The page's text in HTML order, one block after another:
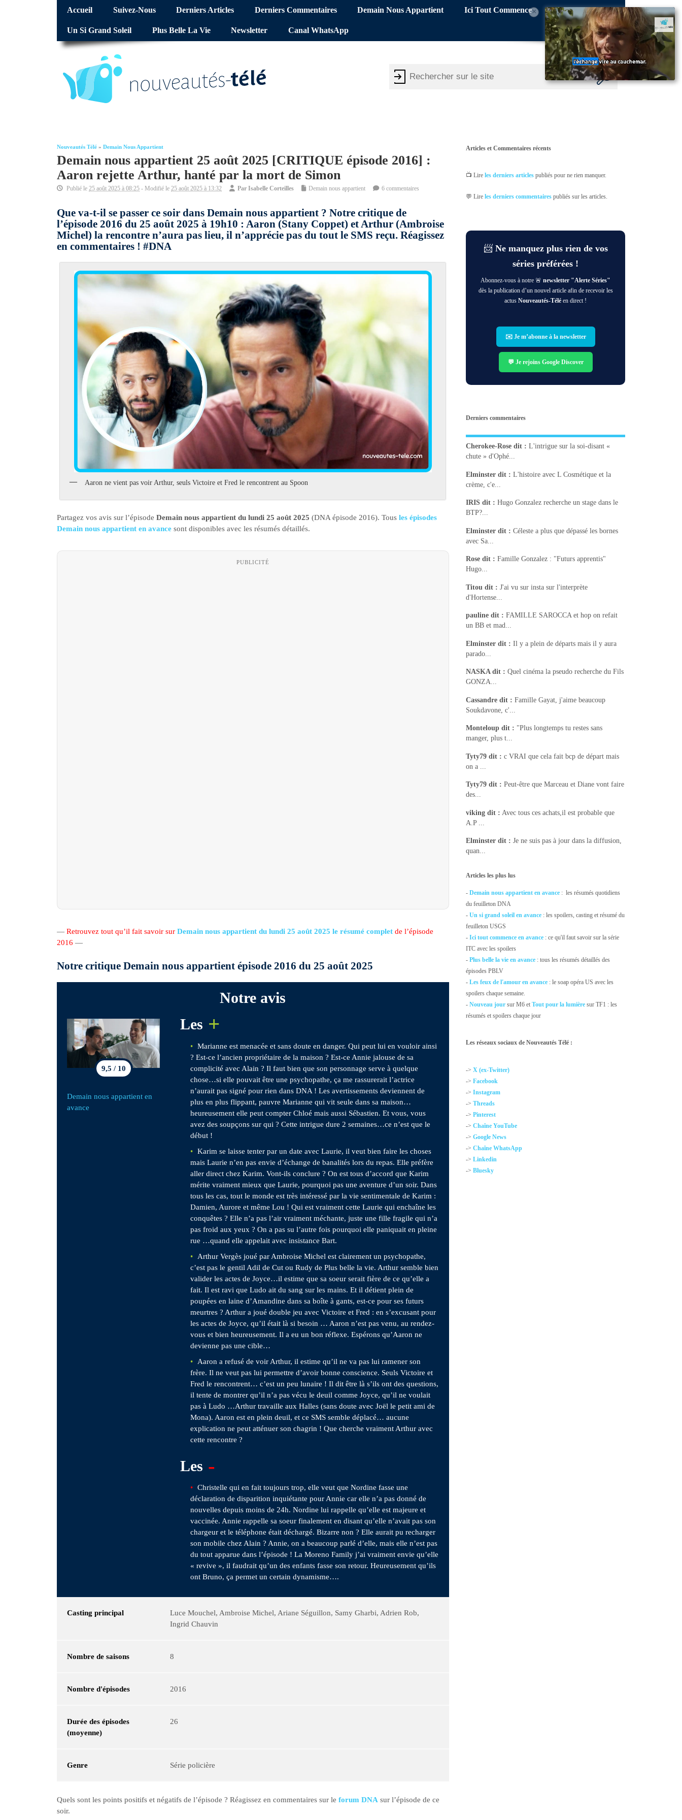
Accueil Suivez-Nous Derniers Articles Derniers Commentaires Demain Nous Appartient Ici Tout Commence
Un Si Grand Soleil Plus Belle La Vie Newsletter Canal WhatsApp
Nouveautés Télé » Demain Nous Appartient
Demain nous appartient 25 août 2025 [CRITIQUE épisode 2016] :
Aaron rejette Arthur, hanté par la mort de Simon
Publié le 25 août 2025 à 08:25 - Modifié le 25 août 2025 à 13:32 Par Isabelle Corteilles Demain nous appartient 6 commentaires
Que va-t-il se passer ce soir dans Demain nous appartient ? Notre critique de
l’épisode 2016 du 25 août 2025 à 19h10 : Aaron (Stany Coppet) et Arthur (Ambroise
Michel) la rencontre n’aura pas lieu, il n’apprécie pas du tout le SMS reçu. Réagissez
en commentaires ! #DNA
Aaron ne vient pas voir Arthur, seuls Victoire et Fred le rencontrent au Spoon
Partagez vos avis sur l’épisode Demain nous appartient du lundi 25 août 2025 (DNA épisode 2016). Tous les épisodes
Demain nous appartient en avance sont disponibles avec les résumés détaillés.
PUBLICITÉ
— Retrouvez tout qu’il fait savoir sur Demain nous appartient du lundi 25 août 2025 le résumé complet de l’épisode
2016 —
Notre critique Demain nous appartient épisode 2016 du 25 août 2025
Notre avis
9,5 / 10
Demain nous appartient en
avance
Les +
Marianne est menacée et sans doute en danger. Qui peut lui en vouloir ainsi
? Est-ce l’ancien propriétaire de la maison ? Est-ce Annie jalouse de sa
complicité avec Alain ? Il faut bien que son personnage serve à quelque
chose…si elle pouvait être une psychopathe, ça me rassurerait l’actrice
n’aurait pas signé pour rien dans DNA ! Les avertissements deviennent de
plus en plus flippant, pauvre Marianne qui vit seule dans sa maison…
heureusement elle peut compter Chloé mais aussi Sébastien. Et vous, vous
avez des soupçons sur qui ? Cette intrigue dure 2 semaines…ce n’est que le
début !
Karim se laisse tenter par un date avec Laurie, il veut bien faire les choses
mais Laurie n’en pas envie d’échange de banalités lors du repas. Elle préfère
aller direct chez Karim. Vont-ils conclure ? On est tous d’accord que Karim
mérite vraiment mieux que Laurie, pourquoi pas une aventure d’un soir. Dans
tous les cas, tout le monde est très intéressé par la vie sentimentale de Karim :
Damien, Aurore et même Lou ! Qui est vraiment cette Laurie qui enchaîne les
conquêtes ? Elle n’a pas l’air vraiment méchante, juste une fille fragile qui n’a
pas froid aux yeux ? On a pas su l’autre fois pourquoi elle paniquait en pleine
rue …quand elle appelait avec insistance Bart.
Arthur Vergès joué par Ambroise Michel est clairement un psychopathe,
c’est pas le gentil Adil de Cut ou Rudy de Plus belle la vie. Arthur semble bien
valider les actes de Joyce…il estime que sa soeur serait fière de ce qu’elle a
fait. Il est ravi que Ludo ait du sang sur les mains. Et il détient plein de
poupées en laine d’Amandine dans sa boîte à gants, est-ce pour ses futurs
meurtres ? Arthur a joué double jeu avec Victoire et Fred : en s’excusant pour
les actes de Joyce, qu’il était là si besoin … Aaron n’est pas venu, au rendez-
vous et bien heureusement. Il a eu un bon réflexe. Espérons qu’Aaron ne
devienne pas une cible…
Aaron a refusé de voir Arthur, il estime qu’il ne va pas lui ramener son
frère. Il ne veut pas lui permettre d’avoir bonne conscience. Seuls Victoire et
Fred le rencontrent… c’est un peu lunaire ! Il dit être là s’ils ont des questions,
il tente de montrer qu’il n’a pas vécu le deuil comme Joyce, qu’il ne voulait
pas à Ludo …Arthur travaille aux Halles (sans doute avec Joël le petit ami de
Mona). Aaron est en plein deuil, et ce SMS semble déplacé… aucune
explication ne peut atténuer son chagrin ! Que cherche vraiment Arthur avec
cette rencontre ?
Les -
Christelle qui en fait toujours trop, elle veut que Nordine fasse une
déclaration de disparition inquiétante pour Annie car elle n’a pas donné de
nouvelles depuis moins de 24h. Nordine lui rappelle qu’elle est majeure et
vaccinée. Annie rappelle sa soeur finalement en disant qu’elle n’avait pas son
chargeur et le téléphone était déchargé. Bizarre non ? Elle aurait pu recharger
son mobile chez Alain ? Annie, on a beaucoup parlé d’elle, mais elle n’est pas
du tout apparue dans l’épisode ! La Moreno Family j’ai vraiment envie qu’elle
« revive », il faudrait qu’un des enfants fasse son retour. Heureusement qu’ils
ont Bruno, ça permet un certain dynamisme….
Casting principal
Luce Mouchel, Ambroise Michel, Ariane Séguillon, Samy Gharbi, Adrien Rob,
Ingrid Chauvin
Nombre de saisons 8
Nombre d'épisodes 2016
Durée des épisodes
(moyenne)
26
Genre Série policière
Quels sont les points positifs et négatifs de l’épisode ? Réagissez en commentaires sur le forum DNA sur l’épisode de ce
soir.
×
Articles et Commentaires récents
📺 Lireles derniers articles publiés pour ne rien manquer.
💬 Lireles derniers commentaires publiés sur les articles.
📨 Ne manquez plus rien de vos
séries préférées !
Abonnez-vous à notre 🚨newsletter "Alerte Séries"
dès la publication d’un nouvel article afin de recevoir les
actusNouveautés-Télé en direct !
✉️ Je m’abonne à la newsletter
💬 Je rejoins Google Discover
Derniers commentaires
Cherokee-Rose dit : L'intrigue sur la soi-disant «
chute » d'Ophé...
Elminster dit : L'histoire avec L Cosmétique et la
crème, c'e...
IRIS dit : Hugo Gonzalez recherche un stage dans le
BTP?...
Elminster dit : Céleste a plus que dépassé les bornes
avec Sa...
Rose dit : Famille Gonzalez : "Futurs apprentis"
Hugo...
Titou dit : J'ai vu sur insta sur l'interprète
d'Hortense...
pauline dit : FAMILLE SAROCCA et hop on refait
un BB et mad...
Elminster dit : Il y a plein de départs mais il y aura
parado...
NASKAdit : Quel cinéma la pseudo recherche du Fils
GONZA...
Cassandre dit : Famille Gayat, j'aime beaucoup
Soukdavone, c'...
Monteloup dit : "Plus longtemps tu restes sans
manger, plus t...
Tyty79 dit : c VRAI que cela fait bcp de départ mais
on a ...
Tyty79 dit : Peut-être que Marceau et Diane vont faire
des...
viking dit : Avec tous ces achats,il est probable que
A.P ...
Elminster dit : Je ne suis pas à jour dans la diffusion,
quan...
Articles les plus lus
-Demain nous appartient en avance : les résumés quotidiens
du feuilleton DNA
-Un si grand soleil en avance : les spoilers, casting et résumé du
feuilleton USGS
-Ici tout commence en avance : ce qu'il faut savoir sur la série
ITC avec les spoilers
- Plus belle la vie en avance : tous les résumés détaillés des
épisodes PBLV
-Les feux de l'amour en avance : le soap opéra US avec les
spoilers chaque semaine.
-Nouveau jour sur M6 etTout pour la lumière sur TF1 : les
résumés et spoilers chaque jour
Les réseaux sociaux de Nouveautés Télé :
->X (ex-Twitter)
->Facebook
->Instagram
->Threads
->Pinterest
->Chaîne YouTube
->Google News
->Chaîne WhatsApp
->Linkedin
->Bluesky